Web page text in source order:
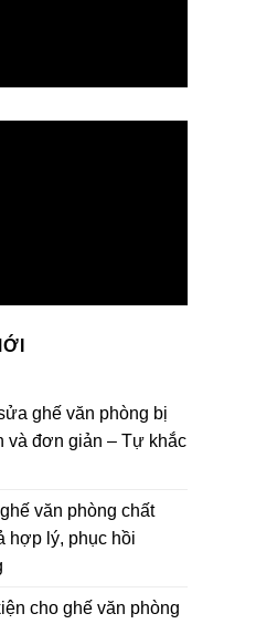
ghế văn phòng bị
và đơn giản – Tự khắc
văn phòng chất
hợp lý, phục hồi
cho ghế văn phòng